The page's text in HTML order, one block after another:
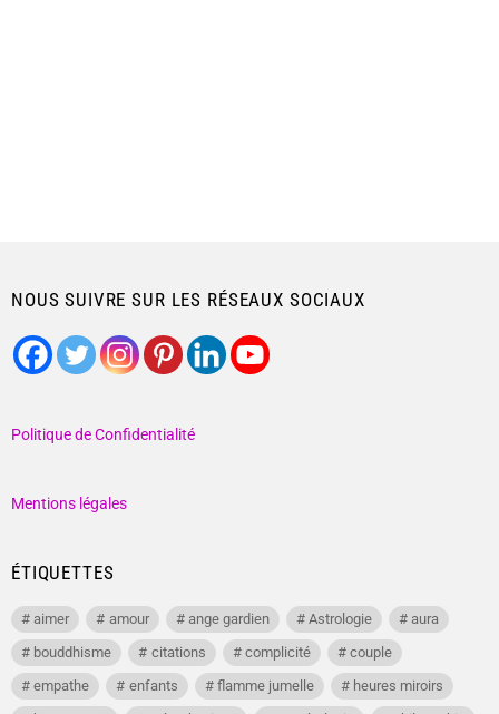
NOUS SUIVRE SUR LES RÉSEAUX SOCIAUX
Politique de Confidentialité
Mentions légales
ÉTIQUETTES
aimer amour ange gardien Astrologie
aura
bouddhisme
citations complicité
couple
empathe
enfants flamme jumelle
heures miroirs